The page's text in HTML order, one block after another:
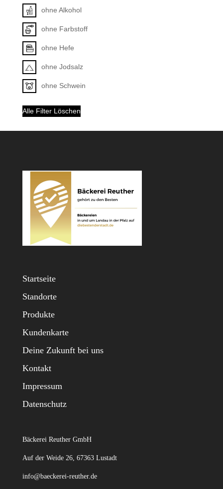
ohne Alkohol
ohne Farbstoff
ohne Hefe
ohne Jodsalz
ohne Schwein
Alle Filter Löschen
Startseite
Standorte
Produkte
Kundenkarte
Deine Zukunft bei uns
Kontakt
Impressum
Datenschutz
Bäckerei Reuther GmbH
Auf der Weide 26, 67363 Lustadt
info@baeckerei-reuther.de